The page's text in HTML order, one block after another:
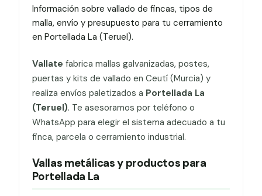
Información sobre vallado de fincas, tipos de
malla, envío y presupuesto para tu cerramiento
en Portellada La (Teruel).
Vallate fabrica mallas galvanizadas, postes,
puertas y kits de vallado en Ceutí (Murcia) y
realiza envíos paletizados a Portellada La
(Teruel). Te asesoramos por teléfono o
WhatsApp para elegir el sistema adecuado a tu
finca, parcela o cerramiento industrial.
Vallas metálicas y productos para
Portellada La